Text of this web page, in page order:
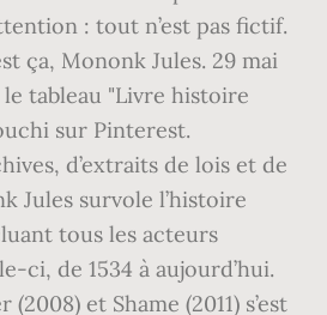
: tout n’est pas fictif.
ça, Mononk Jules. 29 mai
tableau "Livre histoire
sur Pinterest.
d’extraits de lois et de
Jules survole l’histoire
tous les acteurs
ci, de 1534 à aujourd’hui.
(2008) et Shame (2011) s’est